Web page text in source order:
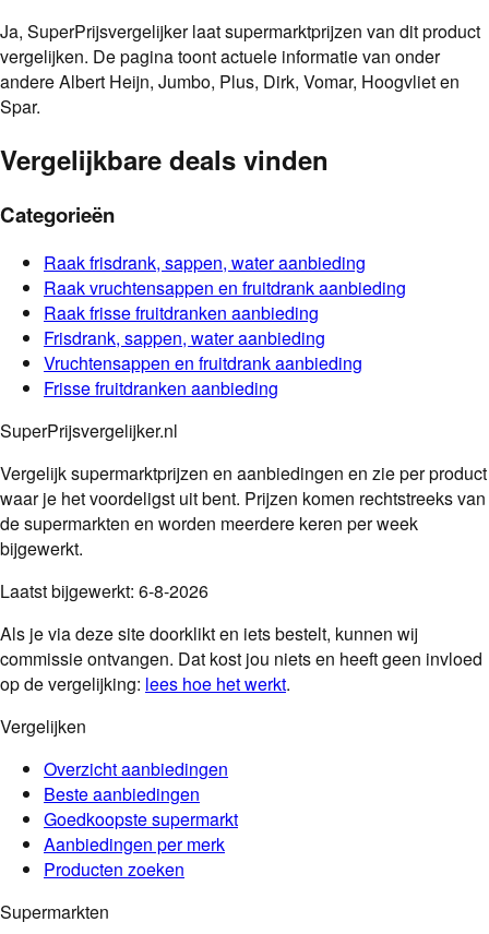
Ja, SuperPrijsvergelijker laat supermarktprijzen van dit product
vergelijken. De pagina toont actuele informatie van onder
andere Albert Heijn, Jumbo, Plus, Dirk, Vomar, Hoogvliet en
Spar.
Vergelijkbare deals vinden
Categorieën
Raakfrisdrank, sappen, wateraanbieding
Raakvruchtensappen en fruitdrankaanbieding
Raakfrisse fruitdranken aanbieding
Frisdrank, sappen, wateraanbieding
Vruchtensappen en fruitdrankaanbieding
Frisse fruitdranken aanbieding
SuperPrijsvergelijker.nl
Vergelijk supermarktprijzen en aanbiedingen en zie per product
waar je het voordeligst uit bent. Prijzen komen rechtstreeks van
de supermarkten en worden meerdere keren per week
bijgewerkt.
Laatst bijgewerkt: 6-8-2026
Als je via deze site doorklikt en iets bestelt, kunnen wij
commissie ontvangen. Dat kost jou niets en heeft geen invloed
op de vergelijking: lees hoe het werkt.
Vergelijken
Overzicht aanbiedingen
Beste aanbiedingen
Goedkoopste supermarkt
Aanbiedingen per merk
Producten zoeken
Supermarkten